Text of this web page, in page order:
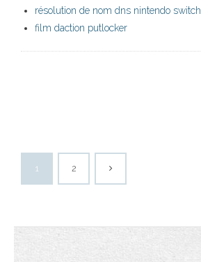
résolution de nom dns nintendo switch
film daction putlocker
1 2